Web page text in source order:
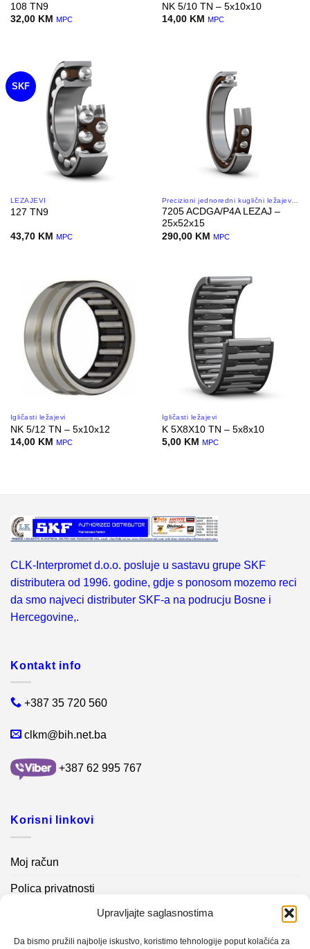
Upravljajte saglasnostima
Da bismo pružili najbolje iskustvo, koristimo tehnologije poput kolačića za
108 TN9
32,00 KM MPC
NK 5/10 TN – 5x10x10
14,00 KM MPC
SKF
LEŽAJEVI
127 TN9
43,70 KM MPC
7205 ACDGA/P4A LEZAJ –
25x52x15
290,00 KM MPC
Igličasti ležajevi
NK 5/12 TN – 5x10x12
14,00 KM MPC
Igličasti ležajevi
K 5X8X10 TN – 5x8x10
5,00 KM MPC
CLK-Interpromet d.o.o. posluje u sastavu grupe SKF
distributera od 1996. godine, gdje s ponosom mozemo reci
da smo najveci distributer SKF-a na podrucju Bosne i
Hercegovine,.
Kontakt info
+387 35 720 560
clkm@bih.net.ba
+387 62 995 767
Korisni linkovi
Moj račun
Polica privatnosti
Kontakt info